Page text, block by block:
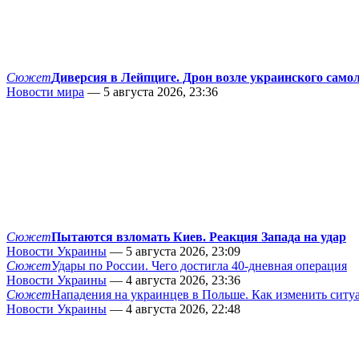
СюжетДиверсия в Лейпциге. Дрон возле украинского
Новости мира — 5 августа 2026, 23:36
СюжетПытаются взломать Киев. Реакция Запада на удар
Новости Украины — 5 августа 2026, 23:09
СюжетУдары по России. Чего достигла 40-дневная операция
Новости Украины — 4 августа 2026, 23:36
СюжетНападения на украинцев в Польше. Как изменить
Новости Украины — 4 августа 2026, 22:48